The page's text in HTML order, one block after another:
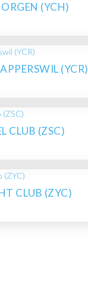
(YCH)
(YCR)
CLUB (ZSC)
CLUB (ZYC)